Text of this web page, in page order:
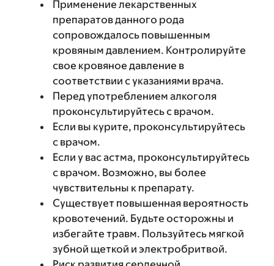
Применение лекарственных
препаратов данного рода
сопровождалось повышенным
кровяным давлением. Контролируйте
свое кровяное давление в
соответствии с указаниями врача.
Перед употреблением алкоголя
проконсультируйтесь с врачом.
Если вы курите, проконсультируйтесь
с врачом.
Если у вас астма, проконсультируйтесь
с врачом. Возможно, вы более
чувствительны к препарату.
Существует повышенная вероятность
кровотечений. Будьте осторожны и
избегайте травм. Пользуйтесь мягкой
зубной щеткой и электробритвой.